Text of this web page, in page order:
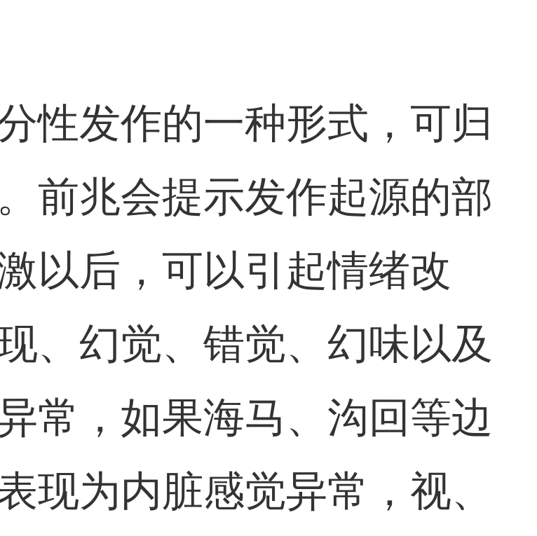
性发作的一种形式，可归
前兆会提示发作起源的部
以后，可以引起情绪改
、幻觉、错觉、幻味以及
常，如果海马、沟回等边
现为内脏感觉异常，视、